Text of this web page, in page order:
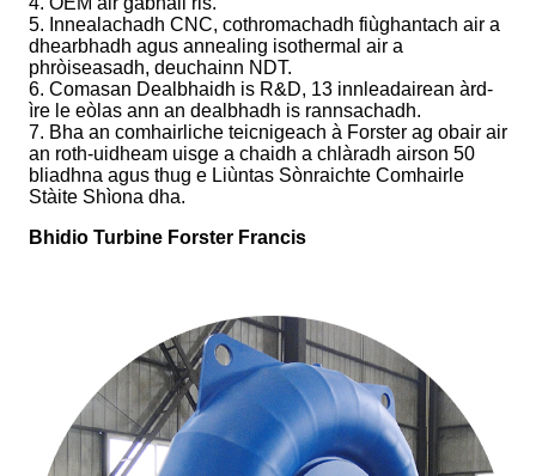
5. Innealachadh CNC, cothromachadh fiùghantach air a
dhearbhadh agus annealing isothermal air a
phròiseasadh, deuchainn NDT.
6. Comasan Dealbhaidh is R&D, 13 innleadairean àrd-
ìre le eòlas ann an dealbhadh is rannsachadh.
7. Bha an comhairliche teicnigeach à Forster ag obair air
an roth-uidheam uisge a chaidh a chlàradh airson 50
bliadhna agus thug e Liùntas Sònraichte Comhairle
Stàite Shìona dha.
Bhidio Turbine Forster Francis